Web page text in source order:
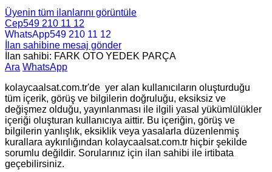
Üyenin tüm ilanlarını görüntüle
Cep549 210 11 12
WhatsApp549 210 11 12
İlan sahibine mesaj gönder
İlan sahibi: FARK OTO YEDEK PARÇA
Ara WhatsApp
kolaycaalsat.com.tr'de yer alan kullanıcıların oluşturduğu
tüm içerik, görüş ve bilgilerin doğruluğu, eksiksiz ve
değişmez olduğu, yayınlanması ile ilgili yasal yükümlülükler
içeriği oluşturan kullanıcıya aittir. Bu içeriğin, görüş ve
bilgilerin yanlışlık, eksiklik veya yasalarla düzenlenmiş
kurallara aykırılığından kolaycaalsat.com.tr hiçbir şekilde
sorumlu değildir. Sorularınız için ilan sahibi ile irtibata
geçebilirsiniz.